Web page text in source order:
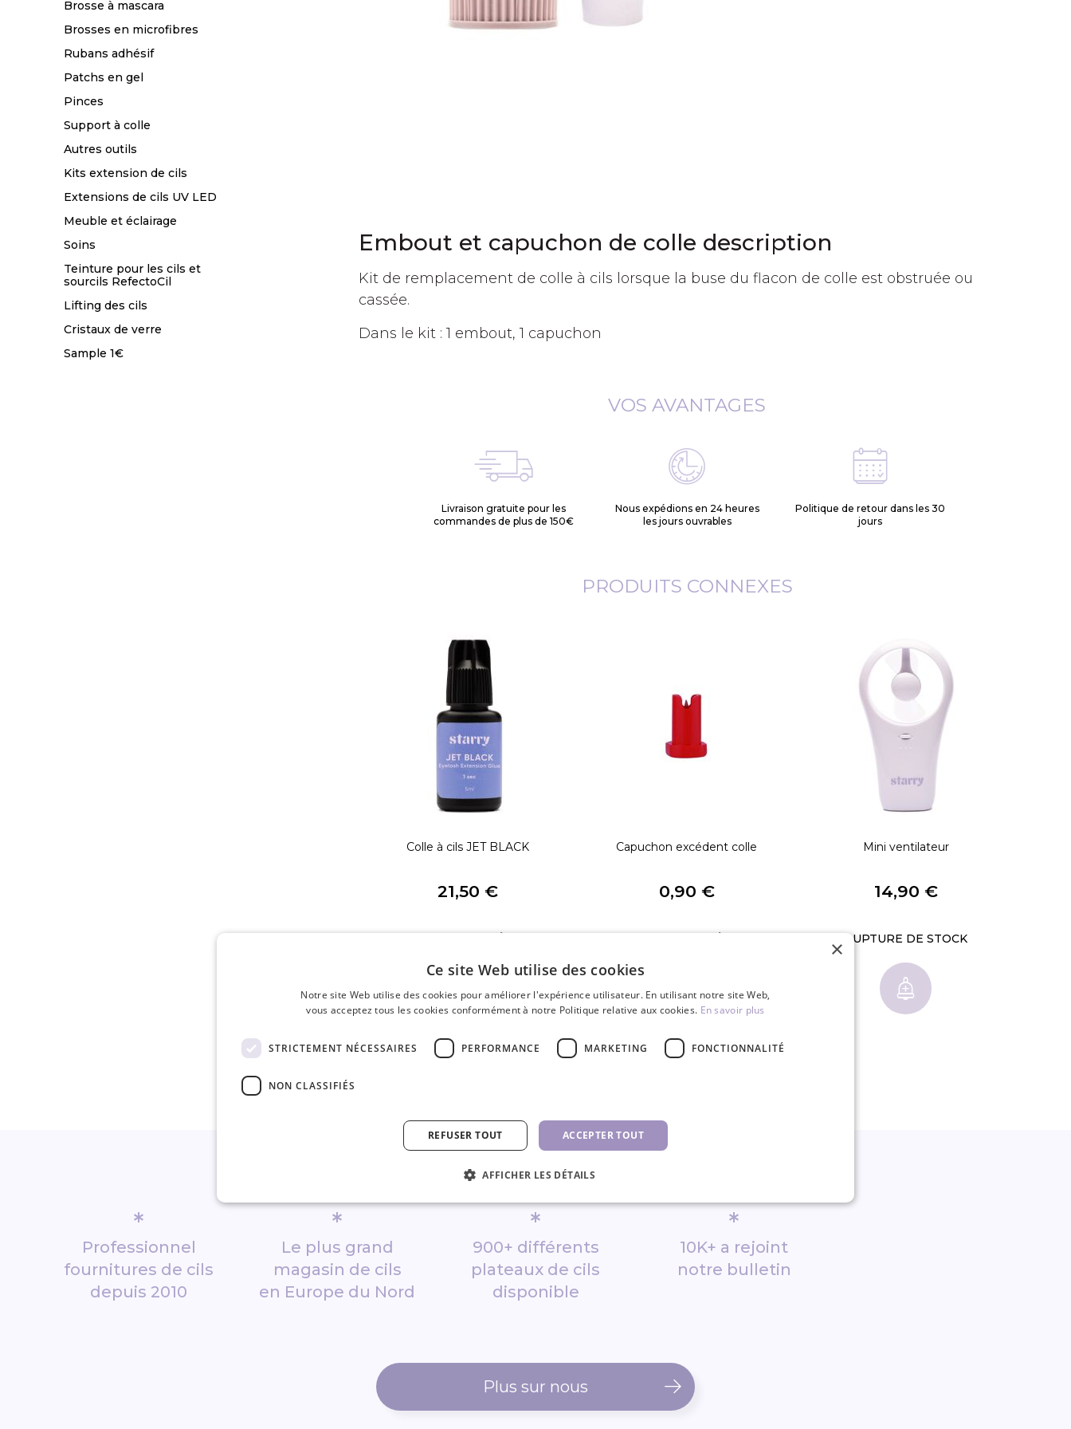
Brosse à mascara
Brosses en microfibres
Rubans adhésif
Patchs en gel
Pinces
Support à colle
Autres outils
Kits extension de cils
Extensions de cils UV LED
Meuble et éclairage
Soins
Teinture pour les cils et
sourcils RefectoCil
Lifting des cils
Cristaux de verre
Sample 1€
la
Galerie
d’images
Embout et capuchon de colle description
Kit de remplacement de colle à cils lorsque la buse du flacon de colle est obstruée ou
cassée.
Dans le kit : 1 embout, 1 capuchon
VOS AVANTAGES
Livraison gratuite pour les
commandes de plus de 150€
Nous expédions en 24 heures
les jours ouvrables
Politique de retour dans les 30
jours
PRODUITS CONNEXES
Colle à cils JET BLACK
21,50 €
Capuchon excédent colle
0,90 €
Mini ventilateur
14,90 €
RUPTURE DE STOCK
*
Professionnel
fournitures de cils
depuis 2010
*
Le plus grand
magasin de cils
en Europe du Nord
*
900+ différents
plateaux de cils
disponible
*
10K+ a rejoint
notre bulletin
Plus sur nous
×
Ce site Web utilise des cookies
Notre site Web utilise des cookies pour améliorer l'expérience utilisateur. En utilisant notre site Web,
vous acceptez tous les cookies conformément à notre Politique relative aux cookies. En savoir plus
STRICTEMENT NÉCESSAIRES PERFORMANCE MARKETING FONCTIONNALITÉ
NON CLASSIFIÉS
ACCEPTER TOUT
REFUSER TOUT
AFFICHER LES DÉTAILS